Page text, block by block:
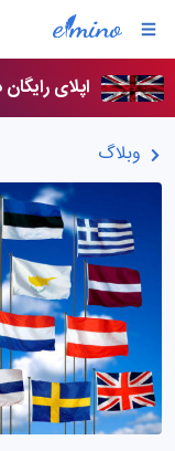
اپلای
وبلاگ